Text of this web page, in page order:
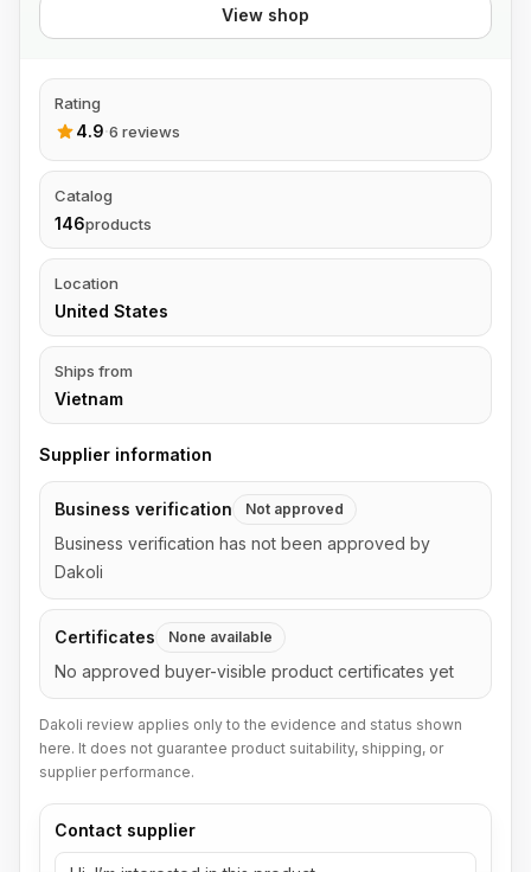
View shop
Rating
4.9·6 reviews
Catalog
146products
Location
United States
Ships from
Vietnam
Supplier information
Business verification Not approved
Business verification has not been approved by
Dakoli
Certificates None available
No approved buyer-visible product certificates yet
Dakoli review applies only to the evidence and status shown
here. It does not guarantee product suitability, shipping, or
supplier performance.
Contact supplier